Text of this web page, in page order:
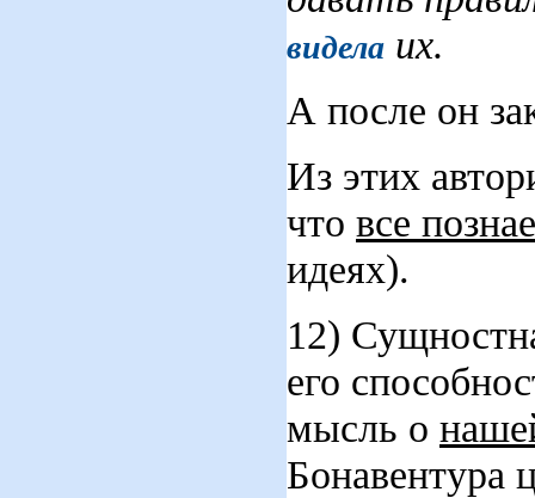
видела их.
А после он
Из этих
что все
идеях).
12)
его
мысль о
Бонавентура